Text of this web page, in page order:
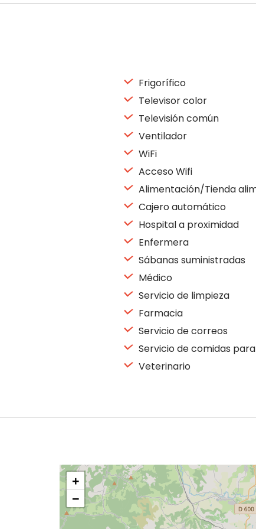
Frigorífico
Televisor color
Televisión común
Ventilador
WiFi
Acceso Wifi
Alimentación/Tienda
Cajero automático
Hospital a proximidad
Enfermera
Sábanas suministradas
Médico
Servicio de limpieza
Farmacia
Servicio de correos
Servicio de comidas
Veterinario
+
−